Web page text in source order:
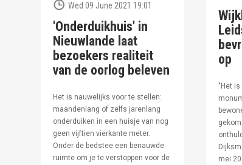
Wed 09 June 2021 19:01
'Onderduikhuis' in
Nieuwlande laat
bezoekers realiteit
van de oorlog beleven
Het is nauwelijks voor te stellen:
maandenlang of zelfs jarenlang
onderduiken in een huisje van nog
geen vijftien vierkante meter.
Onder de bedstee een benauwde
ruimte om je te verstoppen voor de
op
"Het
mei